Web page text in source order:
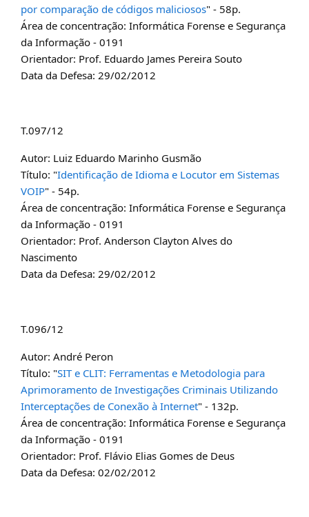
por comparação de códigos maliciosos" - 58p.
Área de concentração: Informática Forense e Segurança
da Informação - 0191
Orientador: Prof. Eduardo James Pereira Souto
Data da Defesa: 29/02/2012
T.097/12
Autor: Luiz Eduardo Marinho Gusmão
Título: "Identificação de Idioma e Locutor em Sistemas
VOIP" - 54p.
Área de concentração: Informática Forense e Segurança
da Informação - 0191
Orientador: Prof. Anderson Clayton Alves do
Nascimento
Data da Defesa: 29/02/2012
T.096/12
Autor: André Peron
Título: "SIT e CLIT: Ferramentas e Metodologia para
Aprimoramento de Investigações Criminais Utilizando
Interceptações de Conexão à Internet" - 132p.
Área de concentração: Informática Forense e Segurança
da Informação - 0191
Orientador: Prof. Flávio Elias Gomes de Deus
Data da Defesa: 02/02/2012